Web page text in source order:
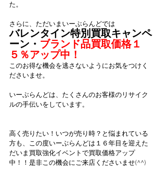
た。
さらに、ただいまいーぶらんどでは
バレンタイン特別買取キャンペ
ーン・ ブランド品買取価格１
５％アップ中！
このお得な機会を逃さないようにお気をつけく
ださいませ。
いーぶらんどは、たくさんのお客様のリサイク
ルの手伝いをしています。
高く売りたい！いつが売り時？と悩まれている
方も、この度いーぶらんどは１６年目を迎えた
だいま買取強化イベントで買取価格アップ
中！！是非この機会にご来店くださいませ(^^)